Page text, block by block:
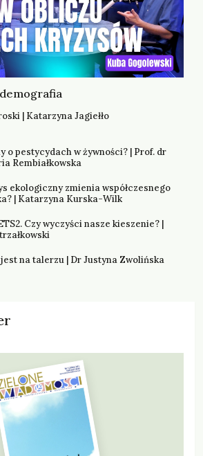
| Katarzyna Jagiełło
o pestycydach w żywności? | Prof. dr
Rembiałkowska
ekologiczny zmienia współczesnego
| Katarzyna Kurska-Wilk
Czy wyczyści nasze kieszenie? |
na talerzu | Dr Justyna Zwolińska